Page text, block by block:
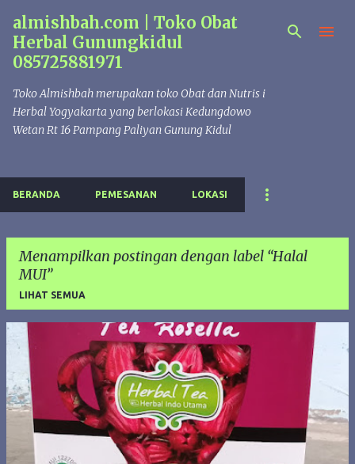
Langsung ke konten utama
almishbah.com | Toko Obat
Herbal Gunungkidul
085725881971
Toko Almishbah merupakan toko Obat dan Nutris i
Herbal Yogyakarta yang berlokasi Kedungdowo
Wetan Rt 16 Pampang Paliyan Gunung Kidul
BERANDA PEMESANAN LOKASI
Menampilkan postingan dengan label Halal
MUI
LIHAT SEMUA
P